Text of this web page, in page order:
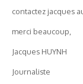
contactez jacques
merci beaucoup,
Jacques HUYNH
Journaliste